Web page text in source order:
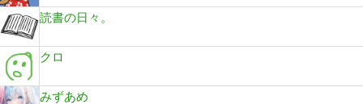
読書の日々。
クロ
みずあめ